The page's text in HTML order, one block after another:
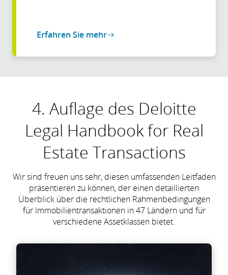
Erfahren Sie mehr
4. Auflage des Deloitte
Legal Handbook for Real
Estate Transactions
Wir sind freuen uns sehr, diesen umfassenden Leitfaden
präsentieren zu können, der einen detaillierten
Überblick über die rechtlichen Rahmenbedingungen
für Immobilientransaktionen in 47 Ländern und für
verschiedene Assetklassen bietet.